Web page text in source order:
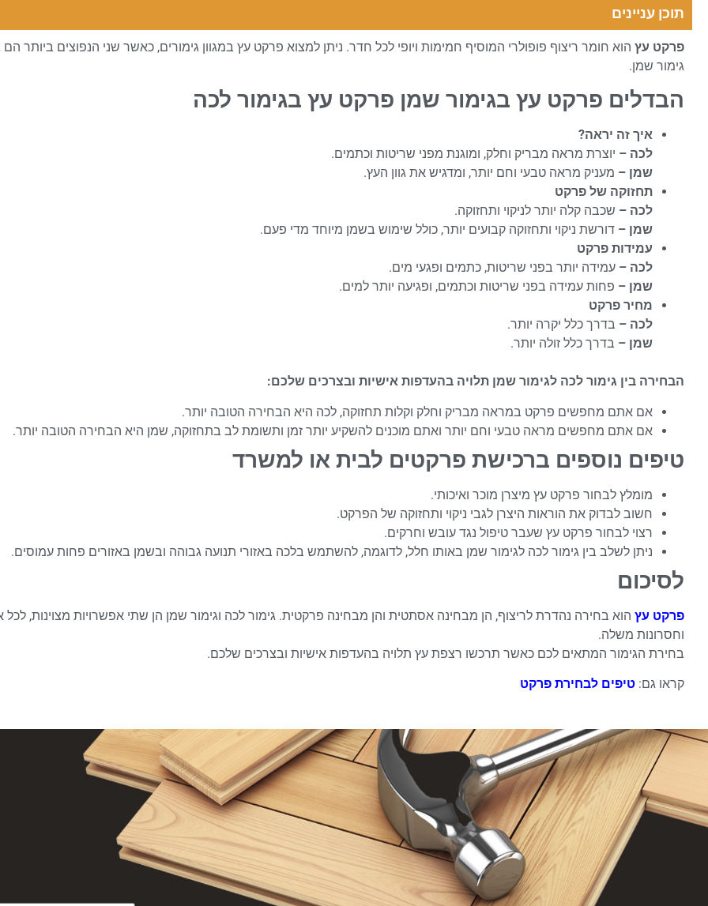
תוכן עניינים
פרקט עץ הוא חומר ריצוף פופולרי המוסיף חמימות ויופי לכל חדר. ניתן למצוא פרקט עץ במגוון גימורים, כאשר שני הנפוצים ביותר הם
גימור שמן.
הבדלים פרקט עץ בגימור שמן פרקט עץ בגימור לכה
איך זה יראה?
לכה – יוצרת מראה מבריק וחלק, ומוגנת מפני שריטות וכתמים.
שמן – מעניק מראה טבעי וחם יותר, ומדגיש את גוון העץ.
תחזוקה של פרקט
לכה – שכבה קלה יותר לניקוי ותחזוקה.
שמן – דורשת ניקוי ותחזוקה קבועים יותר, כולל שימוש בשמן מיוחד מדי פעם.
עמידות פרקט
לכה – עמידה יותר בפני שריטות, כתמים ופגעי מים.
שמן – פחות עמידה בפני שריטות וכתמים, ופגיעה יותר למים.
מחיר פרקט
לכה – בדרך כלל יקרה יותר.
שמן – בדרך כלל זולה יותר.
הבחירה בין גימור לכה לגימור שמן תלויה בהעדפות אישיות ובצרכים שלכם:
אם אתם מחפשים פרקט במראה מבריק וחלק וקלות תחזוקה, לכה היא הבחירה הטובה יותר.
אם אתם מחפשים מראה טבעי וחם יותר ואתם מוכנים להשקיע יותר זמן ותשומת לב בתחזוקה, שמן היא הבחירה הטובה יותר.
טיפים נוספים ברכישת פרקטים לבית או למשרד
מומלץ לבחור פרקט עץ מיצרן מוכר ואיכותי.
חשוב לבדוק את הוראות היצרן לגבי ניקוי ותחזוקה של הפרקט.
רצוי לבחור פרקט עץ שעבר טיפול נגד עובש וחרקים.
ניתן לשלב בין גימור לכה לגימור שמן באותו חלל, לדוגמה, להשתמש בלכה באזורי תנועה גבוהה ובשמן באזורים פחות עמוסים.
לסיכום
פרקט עץ הוא בחירה נהדרת לריצוף, הן מבחינה אסתטית והן מבחינה פרקטית. גימור לכה וגימור שמן הן שתי אפשרויות מצוינות, לכל
וחסרונות משלה.
בחירת הגימור המתאים לכם כאשר תרכשו רצפת עץ תלויה בהעדפות אישיות ובצרכים שלכם.
קראו גם: טיפים לבחירת פרקט